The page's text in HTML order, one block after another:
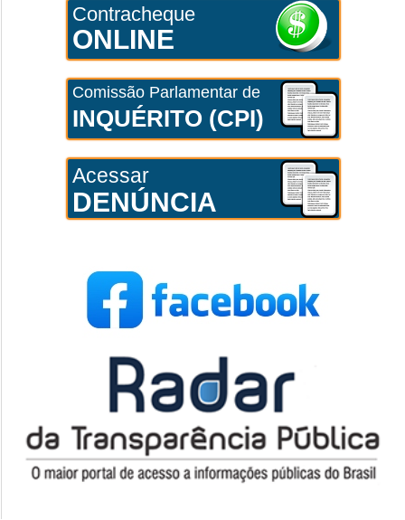
Contracheque
ONLINE
Comissão Parlamentar de
INQUÉRITO (CPI)
Acessar
DENÚNCIA